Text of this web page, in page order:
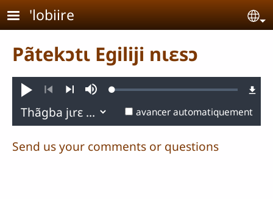
Aller au contenu principal
'lobiire
Pãtekɔtɩ Egiliji nɩɛsɔ
Jouer
Précédent
SourdineLoaded:
avancer automatiquement
Send us your comments or questions